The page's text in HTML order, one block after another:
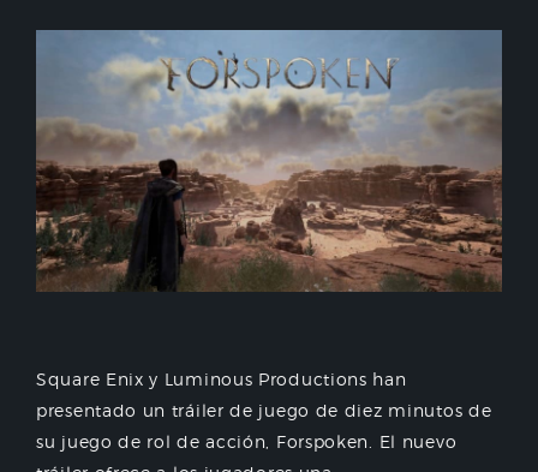
Square Enix y Luminous Productions han
presentado un tráiler de juego de diez minutos de
su juego de rol de acción, Forspoken. El nuevo